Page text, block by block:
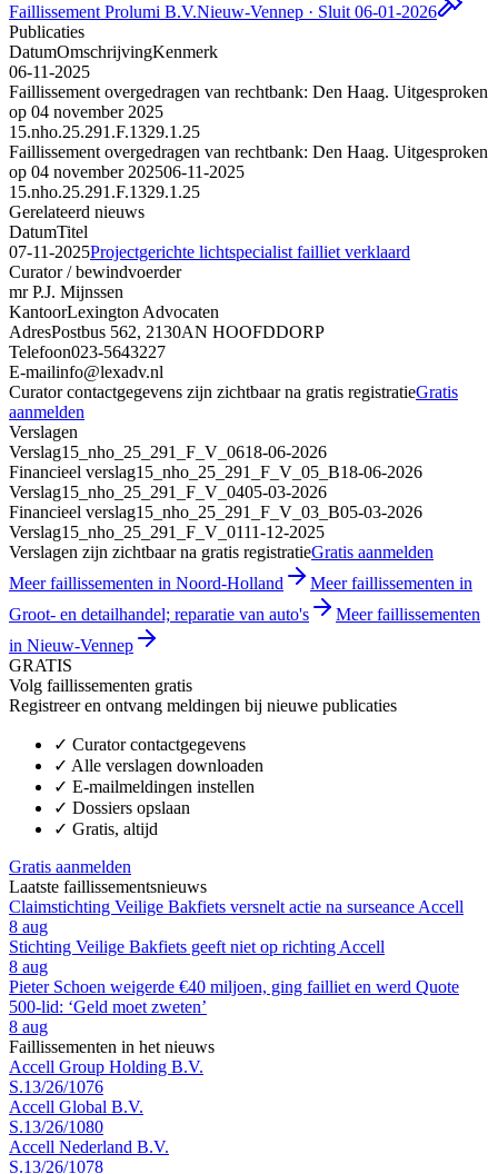
Faillissement Prolumi B.V.Nieuw-Vennep · Sluit 06-01-2026
Publicaties
DatumOmschrijvingKenmerk
06-11-2025
Faillissement overgedragen van rechtbank: Den Haag. Uitgesproken
op 04 november 2025
15.nho.25.291.F.1329.1.25
Faillissement overgedragen van rechtbank: Den Haag. Uitgesproken
op 04 november 202506-11-2025
15.nho.25.291.F.1329.1.25
Gerelateerd nieuws
DatumTitel
07-11-2025Projectgerichte lichtspecialist failliet verklaard
Curator / bewindvoerder
mr P.J. Mijnssen
KantoorLexington Advocaten
AdresPostbus 562, 2130AN HOOFDDORP
Telefoon023-5643227
E-mailinfo@lexadv.nl
Curator contactgegevens zijn zichtbaar na gratis registratieGratis
aanmelden
Verslagen
Verslag15_nho_25_291_F_V_0618-06-2026
Financieel verslag15_nho_25_291_F_V_05_B18-06-2026
Verslag15_nho_25_291_F_V_0405-03-2026
Financieel verslag15_nho_25_291_F_V_03_B05-03-2026
Verslag15_nho_25_291_F_V_0111-12-2025
Verslagen zijn zichtbaar na gratis registratieGratis aanmelden
Meer faillissementen in Noord-Holland
Meer faillissementen in
Groot- en detailhandel; reparatie van auto's
Meer faillissementen
in Nieuw-Vennep
GRATIS
Volg faillissementen gratis
Registreer en ontvang meldingen bij nieuwe publicaties
✓ Curator contactgegevens
✓ Alle verslagen downloaden
✓ E-mailmeldingen instellen
✓ Dossiers opslaan
✓ Gratis, altijd
Gratis aanmelden
Laatste faillissementsnieuws
Claimstichting Veilige Bakfiets versnelt actie na surseance Accell
8 aug
Stichting Veilige Bakfiets geeft niet op richting Accell
8 aug
Pieter Schoen weigerde €40 miljoen, ging failliet en werd Quote
500-lid: ‘Geld moet zweten’
8 aug
Faillissementen in het nieuws
Accell Group Holding B.V.
S.13/26/1076
Accell Global B.V.
S.13/26/1080
Accell Nederland B.V.
S.13/26/1078